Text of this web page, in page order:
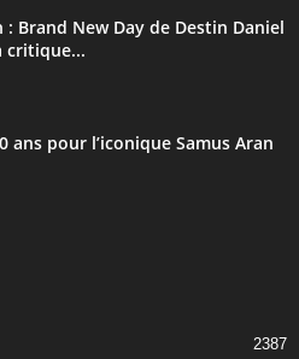
: Brand New Day de Destin Daniel
critique...
ans pour l’iconique Samus Aran
2387